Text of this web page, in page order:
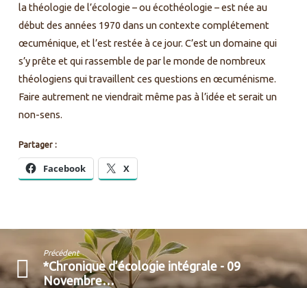
la théologie de l’écologie – ou écothéologie – est née au
début des années 1970 dans un contexte complétement
œcuménique, et l’est restée à ce jour. C’est un domaine qui
s’y prête et qui rassemble de par le monde de nombreux
théologiens qui travaillent ces questions en œcuménisme.
Faire autrement ne viendrait même pas à l’idée et serait un
non-sens.
Partager :
Facebook X
Précédent
*Chronique d’écologie intégrale - 09
Novembre…